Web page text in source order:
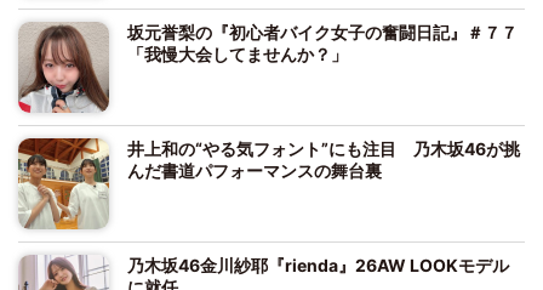
坂元誉梨の『初心者バイク女子の奮闘日記』＃７７
「我慢大会してませんか？」
井上和の“やる気フォント”にも注目 乃木坂46が挑
んだ書道パフォーマンスの舞台裏
乃木坂46金川紗耶『rienda』26AW LOOKモデル